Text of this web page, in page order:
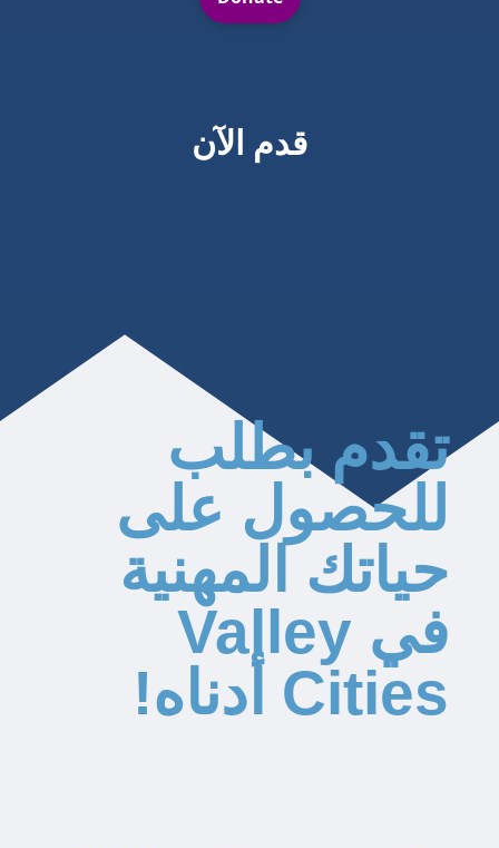
قدم الآن
تقدم بطلب
للحصول على
حياتك المهنية
في Valley
Cities أدناه!